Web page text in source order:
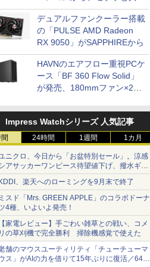
開発
デュアルファンクーラー搭載
の「PULSE AMD Radeon
RX 9050」がSAPPHIREから
HAVNのエアフロー重視PCケ
ース「BF 360 Flow Solid」
が発売、180mmファン×2搭
Impress Watchシリーズ 人気記事
24時間 1週間 1カ月
ニクロ、今日から「お盆特別セール」。涼感
アサッカーワンピース待望値下げ、撥水ギア
ョーツは1990円に
、楽天へのローミングを9月末で終了
スド「Mrs. GREEN APPLE」のコラボドーナ
4種、いよいよ発売！
家電レビュー】手ごわい雑草との戦い、コメ
の草刈機で完全勝利 掃除機感覚で使えた
舗のマウスユーティリティ「チューチューマ
ス」がAIの力を借りて15年ぶりに復活／64bit